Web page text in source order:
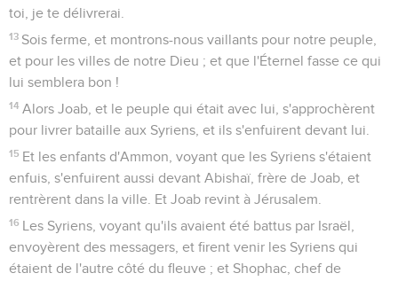
toi, je te délivrerai.
13 Sois ferme, et montrons-nous vaillants pour notre peuple,
et pour les villes de notre Dieu ; et que l'Éternel fasse ce qui
lui semblera bon !
14 Alors Joab, et le peuple qui était avec lui, s'approchèrent
pour livrer bataille aux Syriens, et ils s'enfuirent devant lui.
15 Et les enfants d'Ammon, voyant que les Syriens s'étaient
enfuis, s'enfuirent aussi devant Abishaï, frère de Joab, et
rentrèrent dans la ville. Et Joab revint à Jérusalem.
16 Les Syriens, voyant qu'ils avaient été battus par Israël,
envoyèrent des messagers, et firent venir les Syriens qui
étaient de l'autre côté du fleuve ; et Shophac, chef de